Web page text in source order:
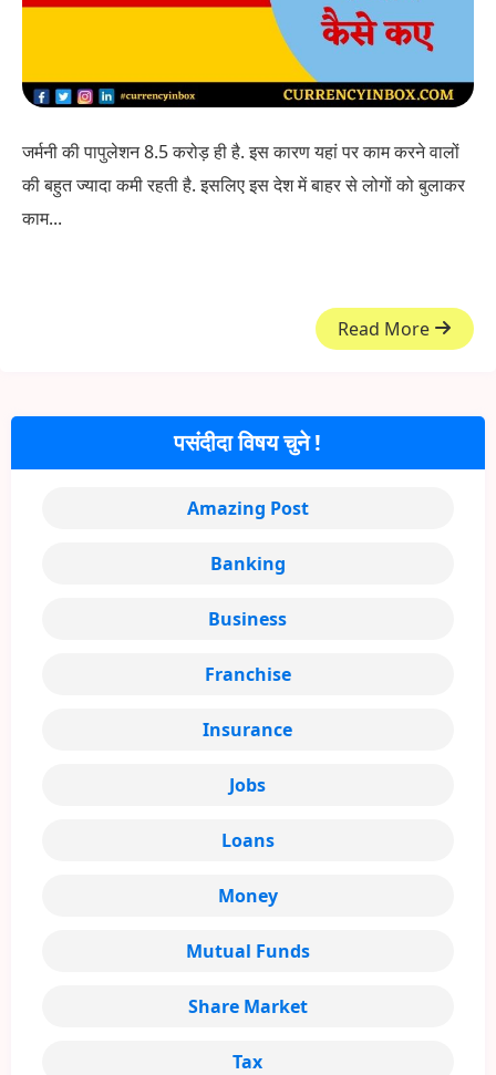
जर्मनी की पापुलेशन 8.5 करोड़ ही है. इस कारण यहां पर काम करने वालों
की बहुत ज्यादा कमी रहती है. इसलिए इस देश में बाहर से लोगों को बुलाकर
काम...
Read More
पसंदीदा विषय चुने !
Amazing Post
Banking
Business
Franchise
Insurance
Jobs
Loans
Money
Mutual Funds
Share Market
Tax